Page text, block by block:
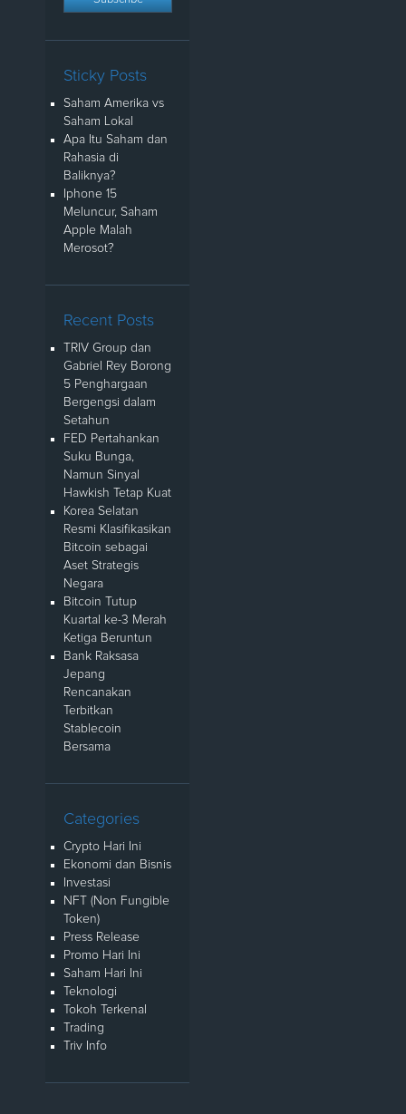
Sticky Posts
Saham Amerika vs
Saham Lokal
Apa Itu Saham dan
Rahasia di
Baliknya?
Iphone 15
Meluncur, Saham
Apple Malah
Merosot?
Recent Posts
TRIV Group dan
Gabriel Rey Borong
5 Penghargaan
Bergengsi dalam
Setahun
FED Pertahankan
Suku Bunga,
Namun Sinyal
Hawkish Tetap Kuat
Korea Selatan
Resmi Klasifikasikan
Bitcoin sebagai
Aset Strategis
Negara
Bitcoin Tutup
Kuartal ke-3 Merah
Ketiga Beruntun
Bank Raksasa
Jepang
Rencanakan
Terbitkan
Stablecoin
Bersama
Categories
Crypto Hari Ini
Ekonomi dan Bisnis
Investasi
NFT (Non Fungible
Token)
Press Release
Promo Hari Ini
Saham Hari Ini
Teknologi
Tokoh Terkenal
Trading
Triv Info